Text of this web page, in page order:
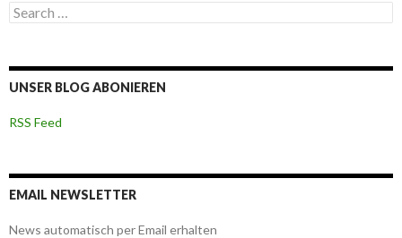
S
e
c
h
o
UNSER BLOG ABONIEREN
RSS Feed
EMAIL NEWSLETTER
News automatisch per Email erhalten